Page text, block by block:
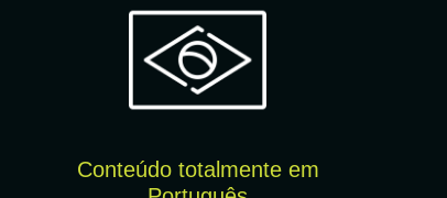
Conteúdo totalmente em